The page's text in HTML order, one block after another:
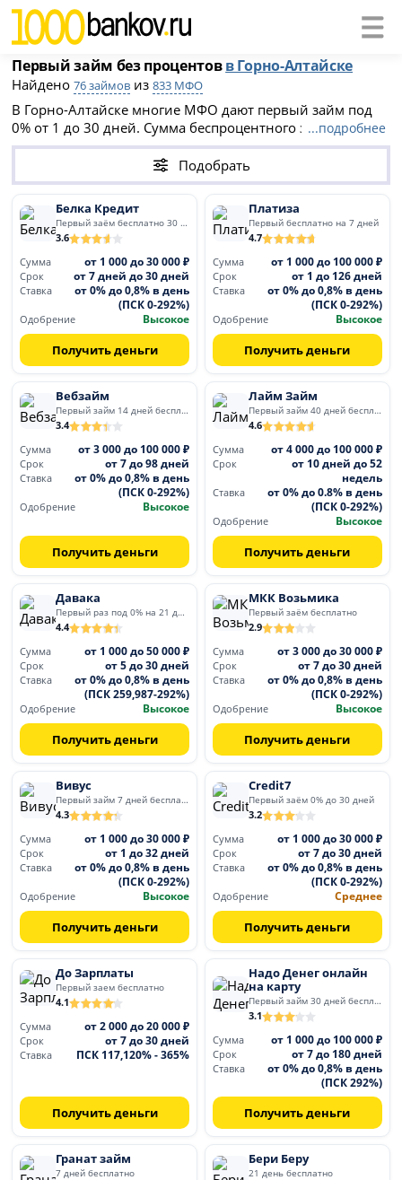
Первый займ без процентовв Горно-Алтайске
Найдено76 займов из833 МФО
В Горно-Алтайске многие МФО дают первый займ под
0% от 1 до 30 дней. Сумма беспроцентного займа от 100
до 30 000 рублей. После льготного периода ставки
составляют до 0.8% в день (ПСК до 292%). Оформите
микрозайм без переплат при первом обращении.
...подробнее
Подобрать
Белка Кредит
Первый заём бесплатно 30 дней
3.6
Сумма
от 1 000 до 30 000 ₽
Срок от 7 дней до 30 дней
Ставка
от 0% до 0,8% в день
(ПСК 0-292%)
Одобрение Высокое
Получить деньги
Платиза
Первый бесплатно на 7 дней
4.7
Сумма
от 1 000 до 100 000 ₽
Срок от 1 до 126 дней
Ставка
от 0% до 0,8% в день
(ПСК 0-292%)
Одобрение Высокое
Получить деньги
Вебзайм
Первый займ 14 дней бесплатно
3.4
Сумма
от 3 000 до 100 000 ₽
Срок от 7 до 98 дней
Ставка
от 0% до 0,8% в день
(ПСК 0-292%)
Одобрение Высокое
Получить деньги
Лайм Займ
Первый займ 40 дней бесплатно
4.6
Сумма
от 4 000 до 100 000 ₽
Срок
от 10 дней до 52
недель
Ставка
от 0% до 0.8% в день
(ПСК 0-292%)
Одобрение Высокое
Получить деньги
Давака
Первый раз под 0% на 21 день
4.4
Сумма
от 1 000 до 50 000 ₽
Срок от 5 до 30 дней
Ставка
от 0% до 0,8% в день
(ПСК 259,987-292%)
Одобрение Высокое
Получить деньги
МКК Возьмика
Первый заём бесплатно
2.9
Сумма
от 3 000 до 30 000 ₽
Срок от 7 до 30 дней
Ставка
от 0% до 0,8% в день
(ПСК 0-292%)
Одобрение Высокое
Получить деньги
Вивус
Первый займ 7 дней бесплатно
4.3
Сумма
от 1 000 до 30 000 ₽
Срок от 1 до 32 дней
Ставка
от 0% до 0,8% в день
(ПСК 0-292%)
Одобрение Высокое
Получить деньги
Credit7
Первый заём 0% до 30 дней
3.2
Сумма
от 1 000 до 30 000 ₽
Срок от 7 до 30 дней
Ставка
от 0% до 0,8% в день
(ПСК 0-292%)
Одобрение Среднее
Получить деньги
До Зарплаты
Первый заем бесплатно
4.1
Сумма
от 2 000 до 20 000 ₽
Срок от 7 до 30 дней
Ставка ПСК 117,120% - 365%
Получить деньги
Надо Денег онлайн
на карту
Первый займ 30 дней бесплатно
3.1
Сумма
от 1 000 до 100 000 ₽
Срок от 7 до 180 дней
Ставка
от 0% до 0,8% в день
(ПСК 292%)
Получить деньги
Гранат займ
7 дней бесплатно
Бери Беру
21 день бесплатно